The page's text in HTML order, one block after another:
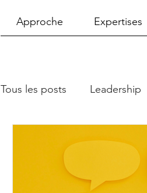
Approche Expertises
Tous les posts Leadership
La Minute Management